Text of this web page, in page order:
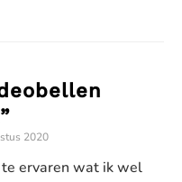
2020
te ervaren wat ik wel